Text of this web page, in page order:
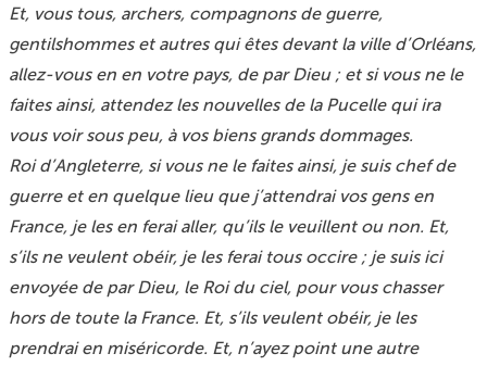
Et, vous tous, archers, compagnons de guerre,
gentilshommes et autres qui êtes devant la ville d’Orléans,
allez-vous en en votre pays, de par Dieu ; et si vous ne le
faites ainsi, attendez les nouvelles de la Pucelle qui ira
vous voir sous peu, à vos biens grands dommages.
Roi d’Angleterre, si vous ne le faites ainsi, je suis chef de
guerre et en quelque lieu que j’attendrai vos gens en
France, je les en ferai aller, qu’ils le veuillent ou non. Et,
s’ils ne veulent obéir, je les ferai tous occire ; je suis ici
envoyée de par Dieu, le Roi du ciel, pour vous chasser
hors de toute la France. Et, s’ils veulent obéir, je les
prendrai en miséricorde. Et, n’ayez point une autre